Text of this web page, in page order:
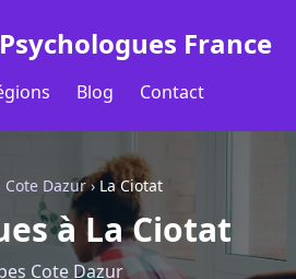
France
Blog Contact
Cote Dazur›La Ciotat
à La Ciotat
Cote Dazur